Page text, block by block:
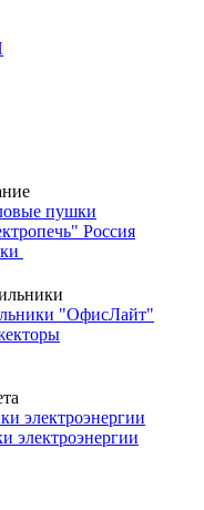
пушки
Россия
"ОфисЛайт"
электроэнергии
электроэнергии